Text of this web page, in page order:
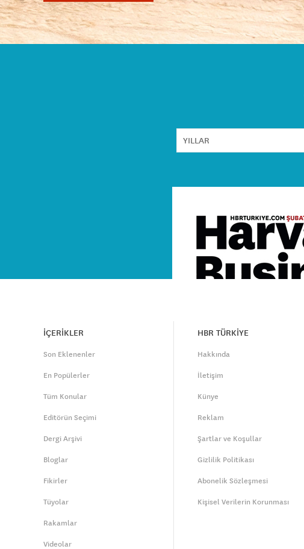
İÇERİKLER
Son Eklenenler
En Popülerler
Tüm Konular
Editörün Seçimi
Dergi Arşivi
Bloglar
Fikirler
Tüyolar
Rakamlar
Videolar
HBR TÜRKİYE
Hakkında
İletişim
Künye
Reklam
Şartlar ve Koşullar
Gizlilik Politikası
Abonelik Sözleşmesi
Kişisel Verilerin Korunması